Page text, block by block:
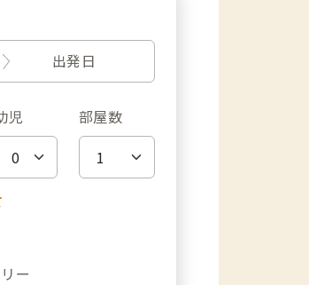
出発日
児 部屋数
ー